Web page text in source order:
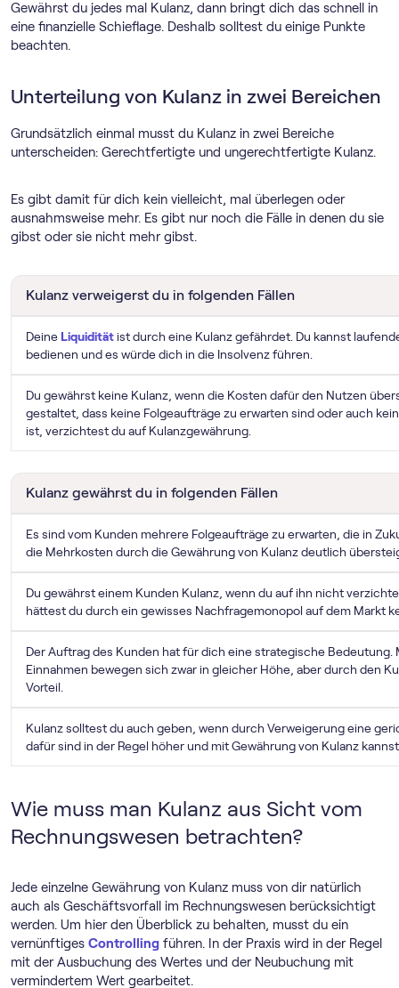
Gewährst du jedes mal Kulanz, dann bringt dich das schnell in
eine finanzielle Schieflage. Deshalb solltest du einige Punkte
beachten.
Unterteilung von Kulanz in zwei Bereichen
Grundsätzlich einmal musst du Kulanz in zwei Bereiche
unterscheiden: Gerechtfertigte und ungerechtfertigte Kulanz.
Es gibt damit für dich kein vielleicht, mal überlegen oder
ausnahmsweise mehr. Es gibt nur noch die Fälle in denen du sie
gibst oder sie nicht mehr gibst.
Kulanz verweigerst du in folgenden Fällen
Deine Liquiditätist durch eine Kulanz gefährdet. Du kannst
bedienen und es würde dich in die Insolvenz führen.
Du gewährst keine Kulanz, wenn die Kosten dafür den Nutzen
gestaltet, dass keine Folgeaufträge zu erwarten sind oder auch
ist, verzichtest du auf Kulanzgewährung.
Kulanz gewährst du in folgenden Fällen
Es sind vom Kunden mehrere Folgeaufträge zu erwarten, die in
die Mehrkosten durch die Gewährung von Kulanz deutlich
Du gewährst einem Kunden Kulanz, wenn du auf ihn nicht
hättest du durch ein gewisses Nachfragemonopol auf dem Markt
Der Auftrag des Kunden hat für dich eine strategische
Einnahmen bewegen sich zwar in gleicher Höhe, aber durch den
Vorteil.
Kulanz solltest du auch geben, wenn durch Verweigerung eine
dafür sind in der Regel höher und mit Gewährung von Kulanz
Wie muss man Kulanz aus Sicht vom
Rechnungswesen betrachten?
Jede einzelne Gewährung von Kulanz muss von dir natürlich
auch als Geschäftsvorfall im Rechnungswesen berücksichtigt
werden. Um hier den Überblick zu behalten, musst du ein
vernünftiges Controlling führen. In der Praxis wird in der Regel
mit der Ausbuchung des Wertes und der Neubuchung mit
vermindertem Wert gearbeitet.